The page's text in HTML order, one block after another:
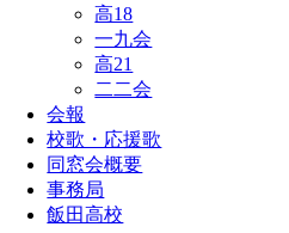
高18
一九会
高21
二二会
会報
校歌・応援歌
同窓会概要
事務局
飯田高校